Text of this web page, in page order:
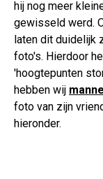
hij nog meer
gewisseld werd.
laten dit duidelijk
foto's. Hierdoor
'hoogtepunten
hebben wij
foto van zijn
hieronder.